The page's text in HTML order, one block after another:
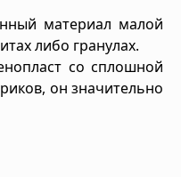
материал малой
либо гранулах.
со сплошной
он значительно